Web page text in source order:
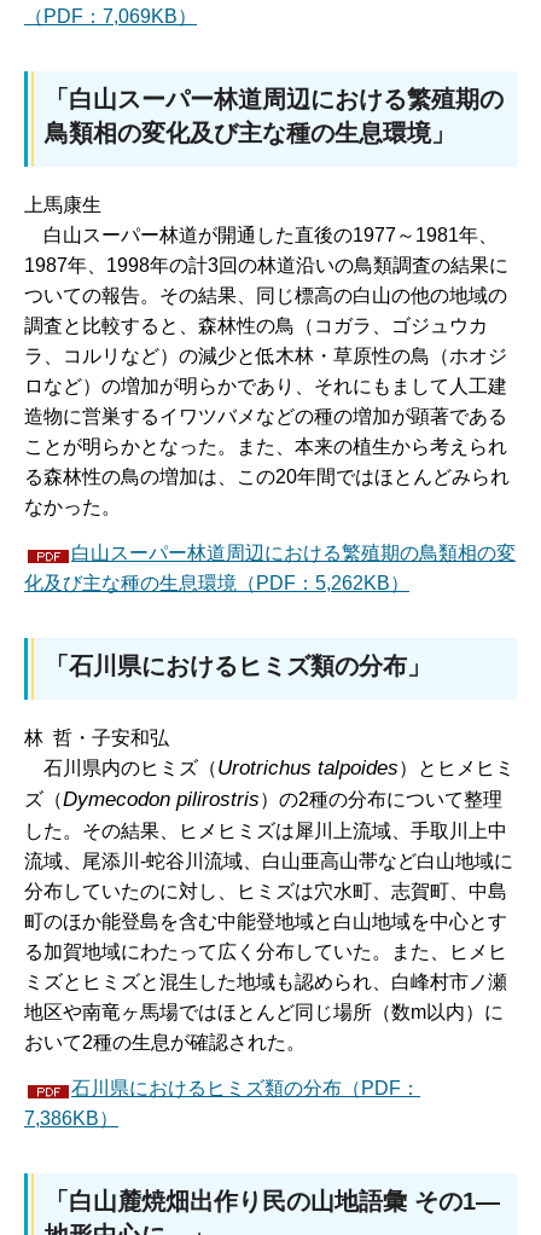
（PDF：7,069KB）
「白山スーパー林道周辺における繁殖期の
鳥類相の変化及び主な種の生息環境」
上馬康生
白山スーパー林道が開通した直後の1977～1981年、
1987年、1998年の計3回の林道沿いの鳥類調査の結果に
ついての報告。その結果、同じ標高の白山の他の地域の
調査と比較すると、森林性の鳥（コガラ、ゴジュウカ
ラ、コルリなど）の減少と低木林・草原性の鳥（ホオジ
ロなど）の増加が明らかであり、それにもまして人工建
造物に営巣するイワツバメなどの種の増加が顕著である
ことが明らかとなった。また、本来の植生から考えられ
る森林性の鳥の増加は、この20年間ではほとんどみられ
なかった。
白山スーパー林道周辺における繁殖期の鳥類相の変
化及び主な種の生息環境（PDF：5,262KB）
「石川県におけるヒミズ類の分布」
林 哲・子安和弘
石川 県内のヒミズ（Urotrichus talpoides）とヒメヒミ
ズ（Dymecodon pilirostris）の2種の分布について整理
した。その結果、ヒメヒミズは犀川上流域、手取川上中
流域、尾添川-蛇谷川流域、白山亜高山帯など白山地域に
分布していたのに対し、ヒミズは穴水町、志賀町、中島
町のほか能登島を含む中能登地域と白山地域を中心とす
る加賀地域にわたって広く分布していた。また、ヒメヒ
ミズとヒミズと混生した地域も認められ、白峰村市ノ瀬
地区や南竜ヶ馬場ではほとんど同じ場所（数m以内）に
おいて2種の生息が確認された。
石川県におけるヒミズ類の分布（PDF：
7,386KB）
「白山麓焼畑出作り民の山地語彙 その1―